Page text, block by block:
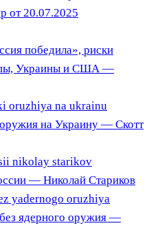
от 20.07.2025
победила», риски
Украины и США —
на Украину — Скотт
— Николай Стариков
ядерного оружия —